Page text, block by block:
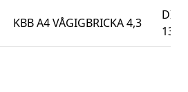
KBB A4 VÅGIGBRICKA 4,3
DIN
137B